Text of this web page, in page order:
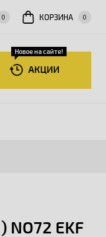
0 КОРЗИНА 0
АКЦИИ
Новое на сайте!
EKF